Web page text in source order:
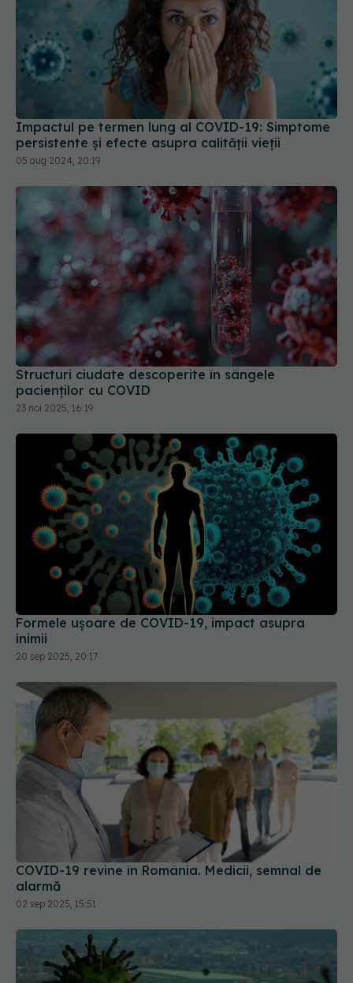
Impactul pe termen lung al COVID-19: Simptome
persistente și efecte asupra calității vieții
Structuri ciudate descoperite în sângele
pacienților cu COVID
23 noi 2025, 16:19
Formele ușoare de COVID-19, impact asupra
20 sep 2025, 20:17
COVID-19 revine în România. Medicii, semnal de
02 sep 2025, 15:51